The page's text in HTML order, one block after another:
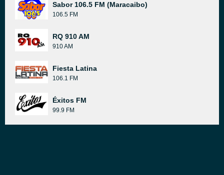
Sabor 106.5 FM (Maracaibo)
106.5 FM
RQ 910 AM
910 AM
Fiesta Latina
106.1 FM
Éxitos FM
99.9 FM